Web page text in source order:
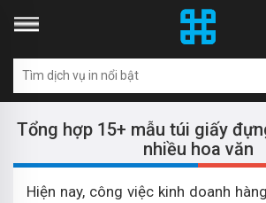
Tổng hợp 15+ mẫu túi giấy
nhiều hoa văn
Hiện nay, công việc kinh doanh